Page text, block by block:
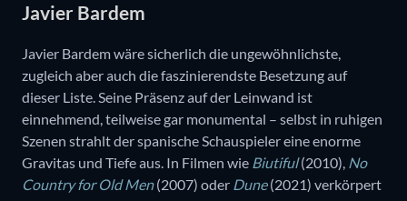
Javier Bardem
Javier Bardem wäre sicherlich die ungewöhnlichste,
zugleich aber auch die faszinierendste Besetzung auf
dieser Liste. Seine Präsenz auf der Leinwand ist
einnehmend, teilweise gar monumental – selbst in ruhigen
Szenen strahlt der spanische Schauspieler eine enorme
Gravitas und Tiefe aus. In Filmen wie Biutiful(2010), No
Country for Old Men(2007) oder Dune(2021) verkörpert